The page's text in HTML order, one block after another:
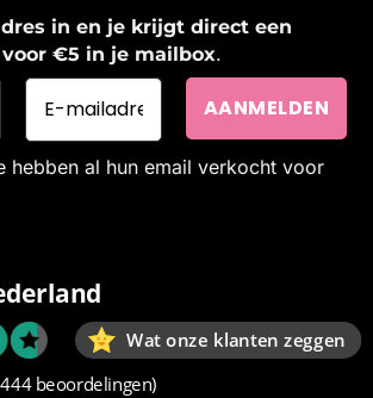
in en je krijgt direct een
€5 in je mailbox.
hebben al hun email verkocht voor
Wat onze klanten zeggen
beoordelingen)